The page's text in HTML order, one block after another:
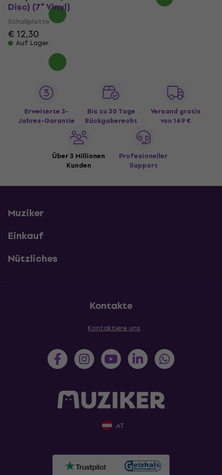
Disc) (7" Vinyl)
Schallplatte
€ 12,30
Auf Lager
Erweiterte 3-
Jahres-Garantie
Bis zu 30 Tage
Rückgaberecht
Versand gratis
von 149 €
Über 3 Millionen
Kunden
Profesioneller
Support
Muziker
Einkauf
Nützliches
Kontakte
Kontaktiere uns
AT